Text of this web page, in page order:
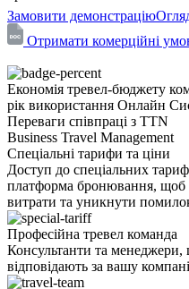
Замовити демонстрацію
Отримати комерційні
Економія тревел-бюджету
рік використання Онлайн
Переваги співпраці з TTN
Business Travel Management
Спеціальні тарифи та ціни
Доступ до спеціальних
платформа бронювання,
витрати та уникнути
Професійна тревел команда
Консультанти та менеджери,
відповідають за вашу